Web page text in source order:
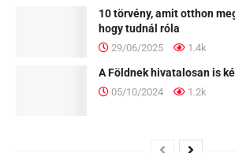
10 törvény, amit otthon
hogy tudnál róla
29/06/2025 1.4k
A Földnek hivatalosan is
05/10/2024 1.2k